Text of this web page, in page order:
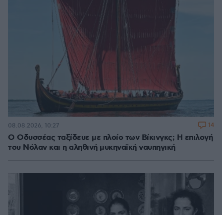
Ο Οδυσσέας ταξίδευε με πλοίο των Βίκινγκς; Η επιλογή
του Νόλαν και η αληθινή μυκηναϊκή ναυπηγική
08.08.2026, 10:27 14